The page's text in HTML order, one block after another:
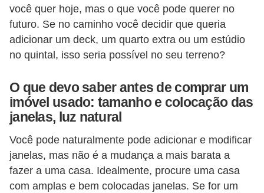
você quer hoje, mas o que você pode querer no
futuro. Se no caminho você decidir que queria
adicionar um deck, um quarto extra ou um estúdio
no quintal, isso seria possível no seu terreno?
O que devo saber antes de comprar um
imóvel usado: tamanho e colocação das
janelas, luz natural
Você pode naturalmente pode adicionar e modificar
janelas, mas não é a mudança a mais barata a
fazer a uma casa. Idealmente, procure uma casa
com amplas e bem colocadas janelas. Se for um
s
S
í
d
i
c
o
e
c